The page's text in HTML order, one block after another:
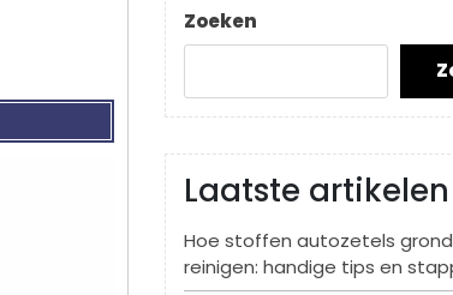
Zoeken
Laatste artikelen
Hoe stoffen autozetels
reinigen: handige tips en